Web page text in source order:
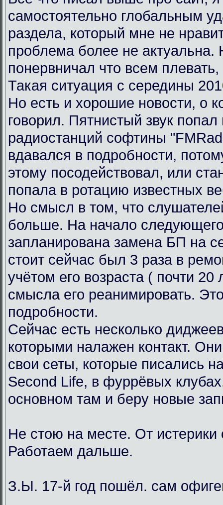
самостоятельно глобальным
раздела, который мне не
проблема более не актуальна.
понервничал что всем
Такая ситуация с середины
Но есть и хорошие новости, о
говорил. Пятнистый звук попал
радиостанций софтины
вдавался в подробности,
этому посодействовал, или
попала в ротацию известных
Но смысл в том, что
больше. На начало
запланирована замена БП на
стоит сейчас был 3 раза в
учётом его возраста ( почти 20
смысла его реанимировать.
подробности.
Сейчас есть несколько
которыми налажен контакт.
свои сеты, которые писались
Second Life, в фуррёвых
основном там и беру новые
Не стою на месте. От истерики
Работаем дальше.
З.Ы. 17-й год пошёл. сам